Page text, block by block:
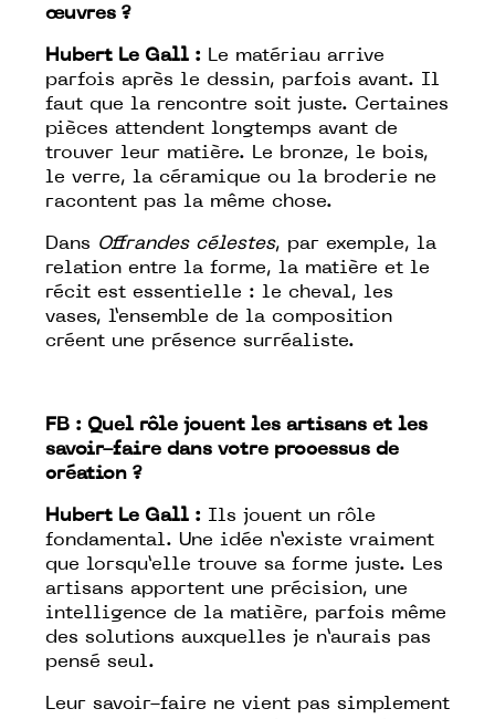
œuvres ?
Hubert Le Gall : Le matériau arrive
parfois après le dessin, parfois avant. Il
faut que la rencontre soit juste. Certaines
pièces attendent longtemps avant de
trouver leur matière. Le bronze, le bois,
le verre, la céramique ou la broderie ne
racontent pas la même chose.
Dans Offrandes célestes, par exemple, la
relation entre la forme, la matière et le
récit est essentielle : le cheval, les
vases, l’ensemble de la composition
créent une présence surréaliste.
FB : Quel rôle jouent les artisans et les
savoir-faire dans votre processus de
création ?
Hubert Le Gall : Ils jouent un rôle
fondamental. Une idée n’existe vraiment
que lorsqu’elle trouve sa forme juste. Les
artisans apportent une précision, une
intelligence de la matière, parfois même
des solutions auxquelles je n’aurais pas
pensé seul.
Leur savoir-faire ne vient pas simplement